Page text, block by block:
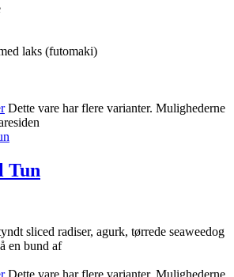
laks (futomaki)
Dette vare har flere varianter. Mulighederne
Tun
sliced radiser, agurk, tørrede seaweedog
en bund af